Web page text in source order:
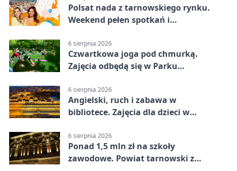
Polsat nada z tarnowskiego rynku.
Weekend pełen spotkań i
6 sierpnia 2026
Czwartkowa joga pod chmurką.
Zajęcia odbędą się w Parku
6 sierpnia 2026
Angielski, ruch i zabawa w
bibliotece. Zajęcia dla dzieci w
6 sierpnia 2026
Ponad 1,5 mln zł na szkoły
zawodowe. Powiat tarnowski z